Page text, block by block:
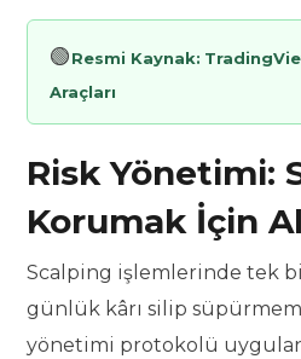
🟢Resmi Kaynak:
Araçları
Risk Yönetimi:
Korumak İçin
Scalping işlemlerinde tek
günlük kârı silip
yönetimi protokolü